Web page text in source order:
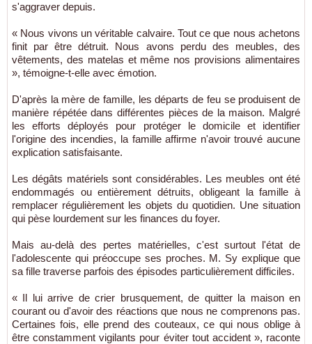
s'aggraver depuis.
« Nous vivons un véritable calvaire. Tout ce que nous achetons
finit par être détruit. Nous avons perdu des meubles, des
vêtements, des matelas et même nos provisions alimentaires
», témoigne-t-elle avec émotion.
D'après la mère de famille, les départs de feu se produisent de
manière répétée dans différentes pièces de la maison. Malgré
les efforts déployés pour protéger le domicile et identifier
l'origine des incendies, la famille affirme n'avoir trouvé aucune
explication satisfaisante.
Les dégâts matériels sont considérables. Les meubles ont été
endommagés ou entièrement détruits, obligeant la famille à
remplacer régulièrement les objets du quotidien. Une situation
qui pèse lourdement sur les finances du foyer.
Mais au-delà des pertes matérielles, c'est surtout l'état de
l'adolescente qui préoccupe ses proches. M. Sy explique que
sa fille traverse parfois des épisodes particulièrement difficiles.
« Il lui arrive de crier brusquement, de quitter la maison en
courant ou d'avoir des réactions que nous ne comprenons pas.
Certaines fois, elle prend des couteaux, ce qui nous oblige à
être constamment vigilants pour éviter tout accident », raconte